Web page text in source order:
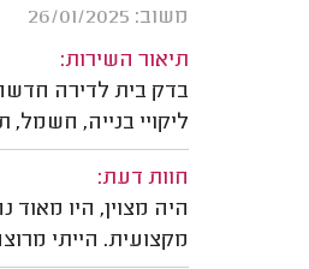
משוב: 26/01/2025
תיאור השירות:
בדק בית לדירה
ליקויי בנייה, חשמל,
חוות דעת:
היה מצוין, היו
מקצועית. הייתי